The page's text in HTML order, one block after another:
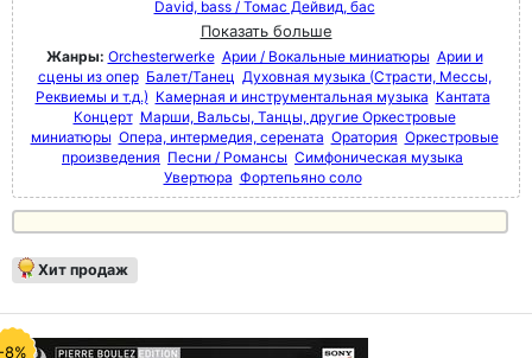
David, bass / Томас Дейвид, бас
Показать больше
Жанры: Orchesterwerke Арии / Вокальные миниатюры Арии и
сцены из опер Балет/Танец Духовная музыка (Страсти, Мессы,
Реквиемы и т.д.) Камерная и инструментальная музыка Кантата
Концерт Марши, Вальсы, Танцы, другие Оркестровые
миниатюры Опера, интермедия, серената Оратория Оркестровые
произведения Песни / Романсы Симфоническая музыка
Увертюра Фортепьяно соло
Хит продаж
8%